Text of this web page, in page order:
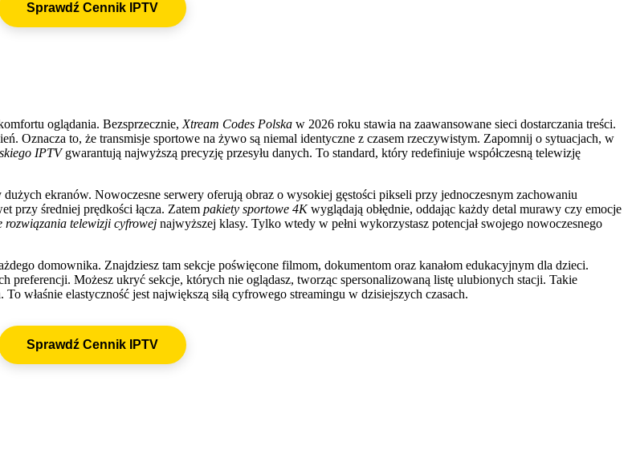
Sprawdź Cennik IPTV
oglądania. Bezsprzecznie, Xtream Codes Polska w 2026 roku stawia na zaawansowane sieci dostarczania treści.
Oznacza to, że transmisje sportowe na żywo są niemal identyczne z czasem rzeczywistym. Zapomnij o sytuacjach, w
IPTVgwarantują najwyższą precyzję przesyłu danych. To standard, który redefiniuje współczesną telewizję
ekranów. Nowoczesne serwery oferują obraz o wysokiej gęstości pikseli przy jednoczesnym zachowaniu
przy średniej prędkości łącza. Zatem pakiety sportowe 4Kwyglądają obłędnie, oddając każdy detal murawy czy emocje
rozwiązania telewizji cyfrowej najwyższej klasy. Tylko wtedy w pełni wykorzystasz potencjał swojego nowoczesnego
domownika. Znajdziesz tam sekcje poświęcone filmom, dokumentom oraz kanałom edukacyjnym dla dzieci.
preferencji. Możesz ukryć sekcje, których nie oglądasz, tworząc spersonalizowaną listę ulubionych stacji. Takie
właśnie elastyczność jest największą siłą cyfrowego streamingu w dzisiejszych czasach.
Sprawdź Cennik IPTV